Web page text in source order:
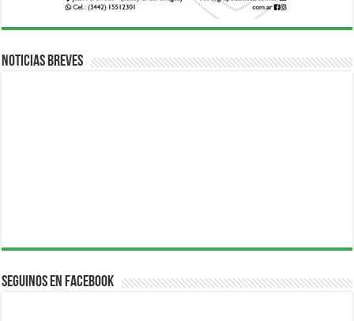
Noticias breves
Seguinos en Facebook